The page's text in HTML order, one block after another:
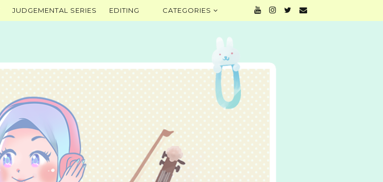
JUDGEMENTAL SERIES EDITING CATEGORIES